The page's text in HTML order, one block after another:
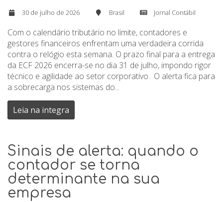
30 de julho de 2026 Brasil Jornal Contábil
Com o calendário tributário no limite, contadores e
gestores financeiros enfrentam uma verdadeira corrida
contra o relógio esta semana. O prazo final para a entrega
da ECF 2026 encerra-se no dia 31 de julho, impondo rigor
técnico e agilidade ao setor corporativo. O alerta fica para
a sobrecarga nos sistemas do...
Leia na integra
Sinais de alerta: quando o
contador se torna
determinante na sua
empresa